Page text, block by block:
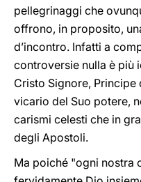
pellegrinaggi che
offrono, in proposito,
d’incontro. Infatti a
controversie nulla è più
Cristo Signore,
vicario del Suo potere,
carismi celesti che in
degli Apostoli.
Ma poiché "ogni nostra